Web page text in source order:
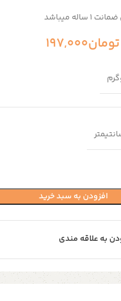
میباشد
تومان197,000
افزودن به سبد خرید
به علاقه مندی